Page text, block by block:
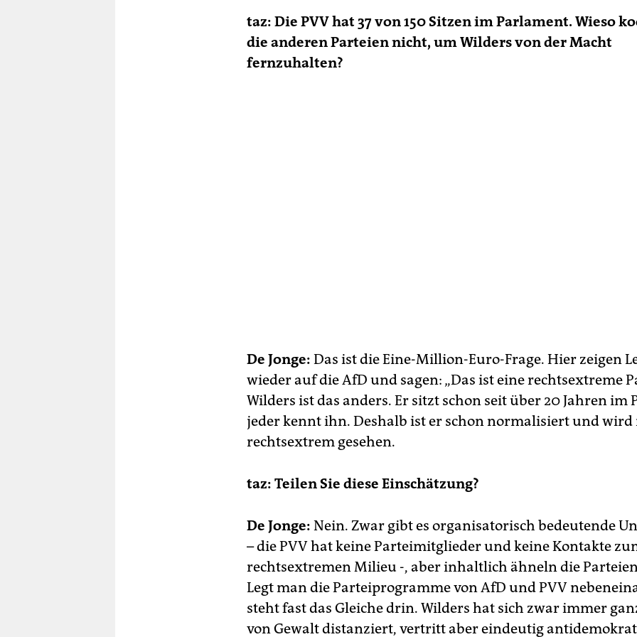
taz: Die PVV hat 37 von 150 Sitzen im Parlament. Wieso
die anderen Parteien nicht, um Wilders von der Macht
fernzuhalten?
De Jonge: Das ist die Eine-Million-Euro-Frage. Hier zeigen
wieder auf die AfD und sagen: „Das ist eine rechtsextreme
Wilders ist das anders. Er sitzt schon seit über 20 Jahren im
jeder kennt ihn. Deshalb ist er schon normalisiert und wird
rechtsextrem gesehen.
taz: Teilen Sie diese Einschätzung?
De Jonge: Nein. Zwar gibt es organisatorisch bedeutende
– die PVV hat keine Parteimitglieder und keine Kontakte
rechtsextremen Milieu -, aber inhaltlich ähneln die
Legt man die Parteiprogramme von AfD und PVV
steht fast das Gleiche drin. Wilders hat sich zwar immer
von Gewalt distanziert, vertritt aber eindeutig